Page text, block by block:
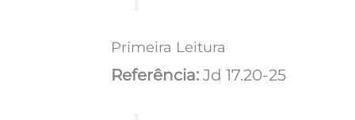
Primeira Leitura
Referência: Jd 17.20-25